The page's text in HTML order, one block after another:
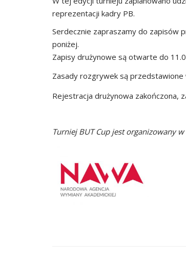
reprezentacji kadry PB.
Serdecznie zapraszamy do zapisów
poniżej.
Zapisy drużynowe są otwarte do
Zasady rozgrywek są przedstawione
Rejestracja drużynowa zakończona,
Turniej BUT Cup jest organizowany